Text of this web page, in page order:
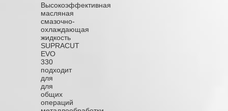
Высокоэффективная
масляная
смазочно-
охлаждающая
жидкость
SUPRACUT
EVO
330
подходит
для
для
общих
операций